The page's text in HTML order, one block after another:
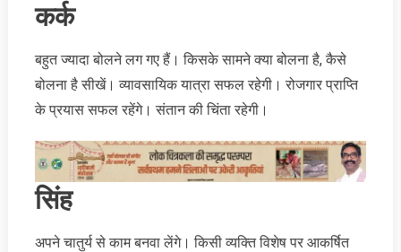
कर्क
बहुत ज्यादा बोलने लग गए हैं। किसके सामने क्या बोलना है, कैसे
बोलना है सीखें। व्यावसायिक यात्रा सफल रहेगी। रोजगार प्राप्ति
के प्रयास सफल रहेंगे। संतान की चिंता रहेगी।
सिंह
अपने चातुर्य से काम बनवा लेंगे। किसी व्यक्ति विशेष पर आकर्षित